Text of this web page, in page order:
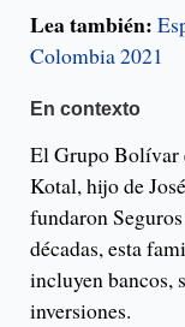
Lea también:
Colombia 2021
En contexto
El Grupo Bolívar
Kotal, hijo de
fundaron
décadas, esta
incluyen bancos,
inversiones.